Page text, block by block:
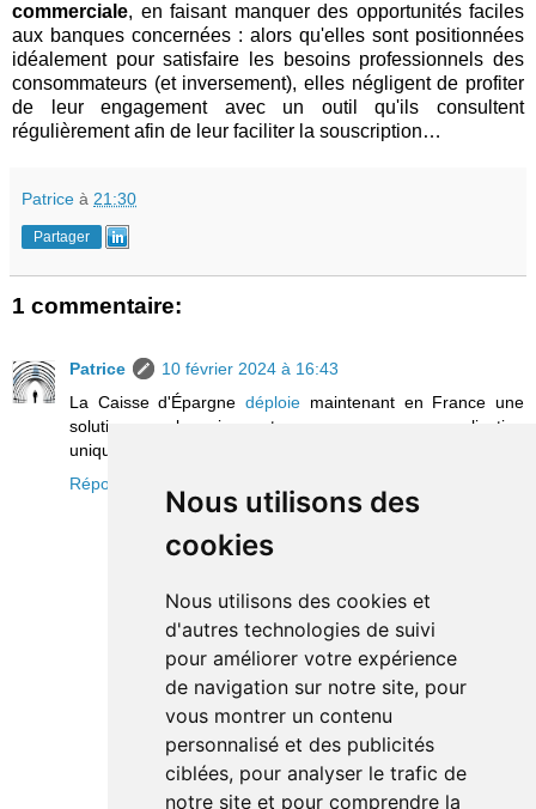
Nous utilisons des
cookies
Nous utilisons des cookies et
d'autres technologies de suivi
pour améliorer votre expérience
de navigation sur notre site, pour
vous montrer un contenu
personnalisé et des publicités
ciblées, pour analyser le trafic de
notre site et pour comprendre la
commerciale, en faisant manquer des opportunités faciles
aux banques concernées : alors qu'elles sont positionnées
idéalement pour satisfaire les besoins professionnels des
consommateurs (et inversement), elles négligent de profiter
de leur engagement avec un outil qu'ils consultent
régulièrement afin de leur faciliter la souscription…
Patrice à 21:30
Partager
1 commentaire:
Patrice
10 février 2024 à 16:43
La Caisse d'Épargnedéploie maintenant en France une
solution pour les micro-entrepreneurs avec une application
unique pour les comptes professionnel et personnel.
Répondre